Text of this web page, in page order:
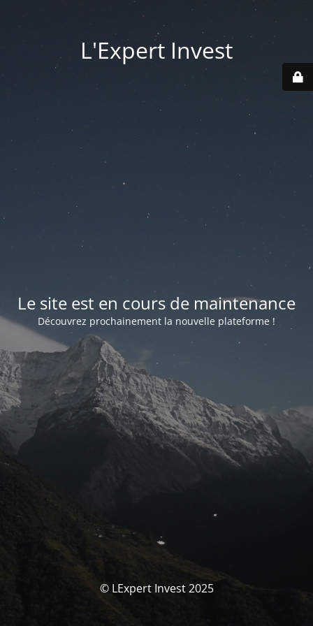
L'Expert Invest
Le site est en cours de maintenance
Découvrez prochainement la nouvelle plateforme !
© LExpert Invest 2025